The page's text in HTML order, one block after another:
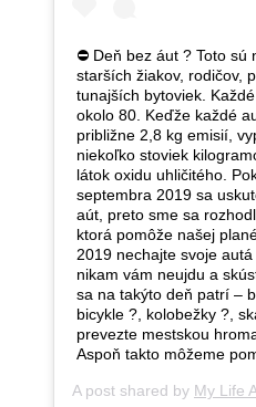
⛔️ Deň bez áut ? Toto sú
starších žiakov, rodičov,
tunajších bytoviek.
okolo 80. Keďže každé
približne 2,8 kg emisií,
niekoľko stoviek
látok oxidu uhličitého.
septembra 2019 sa
aút, preto sme sa
ktorá pomôže našej
2019 nechajte svoje
nikam vám neujdu a
sa na takýto deň patrí –
bicykle ?, kolobežky ?,
prevezte mestskou
Aspoň takto môžeme
A post shared by My Life